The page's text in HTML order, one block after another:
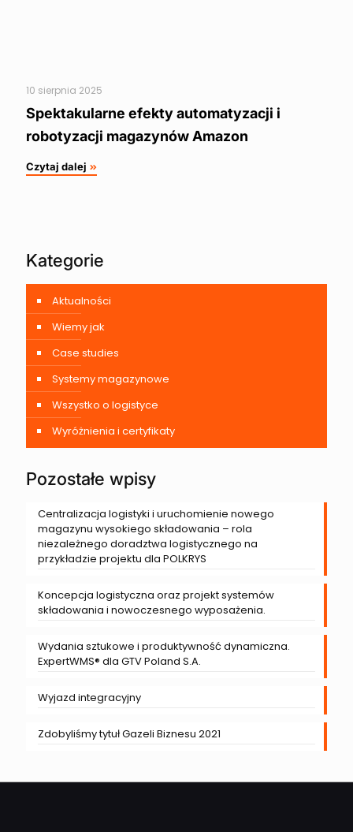
10 sierpnia 2025
Spektakularne efekty automatyzacji i
robotyzacji magazynów Amazon
Czytaj dalej
Kategorie
Aktualności
Wiemy jak
Case studies
Systemy magazynowe
Wszystko o logistyce
Wyróżnienia i certyfikaty
Pozostałe wpisy
Centralizacja logistyki i uruchomienie nowego
magazynu wysokiego składowania – rola
niezależnego doradztwa logistycznego na
przykładzie projektu dla POLKRYS
Koncepcja logistyczna oraz projekt systemów
składowania i nowoczesnego wyposażenia.
Wydania sztukowe i produktywność dynamiczna.
ExpertWMS® dla GTV Poland S.A.
Wyjazd integracyjny
Zdobyliśmy tytuł Gazeli Biznesu 2021